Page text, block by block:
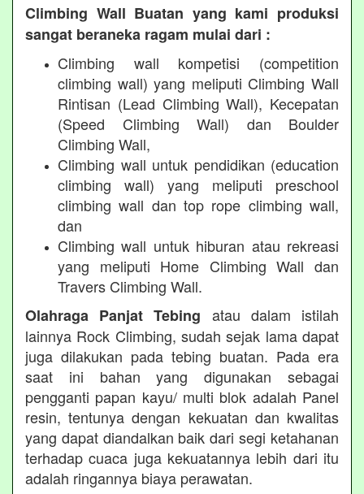
Climbing Wall Buatan yang kami produksi
sangat beraneka ragam mulai dari :
Climbing wall kompetisi (competition
climbing wall) yang meliputi Climbing Wall
Rintisan (Lead Climbing Wall), Kecepatan
(Speed Climbing Wall) dan Boulder
Climbing Wall,
Climbing wall untuk pendidikan (education
climbing wall) yang meliputi preschool
climbing wall dan top rope climbing wall,
dan
Climbing wall untuk hiburan atau rekreasi
yang meliputi Home Climbing Wall dan
Travers Climbing Wall.
Olahraga Panjat Tebing atau dalam istilah
lainnya Rock Climbing, sudah sejak lama dapat
juga dilakukan pada tebing buatan. Pada era
saat ini bahan yang digunakan sebagai
pengganti papan kayu/ multi blok adalah Panel
resin, tentunya dengan kekuatan dan kwalitas
yang dapat diandalkan baik dari segi ketahanan
terhadap cuaca juga kekuatannya lebih dari itu
adalah ringannya biaya perawatan.